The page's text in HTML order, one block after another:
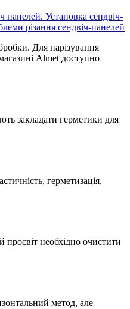
панелей. Установка сендвіч-
різання сендвіч-панелей
Для нарізування
Almet доступно
закладати герметики для
герметизація,
необхідно очистити
метод, але